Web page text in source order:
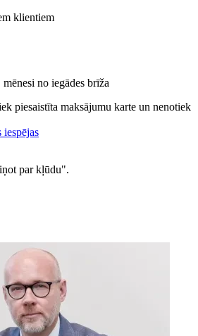
klientiem
no iegādes brīža
piesaistīta maksājumu karte un nenotiek
iespējas
par kļūdu".